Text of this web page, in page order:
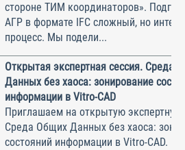
стороне ТИМ координаторов».
АГР в формате IFC сложный, но
процесс. Мы подели...
Открытая экспертная сессия. Среда
Данных без хаоса: зонирование
информации в Vitro-CAD
Приглашаем на открытую экспертную
Среда Общих Данных без хаоса:
состояний информации в Vitro-CAD.